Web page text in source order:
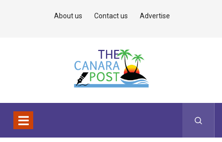
About us Contact us Advertise